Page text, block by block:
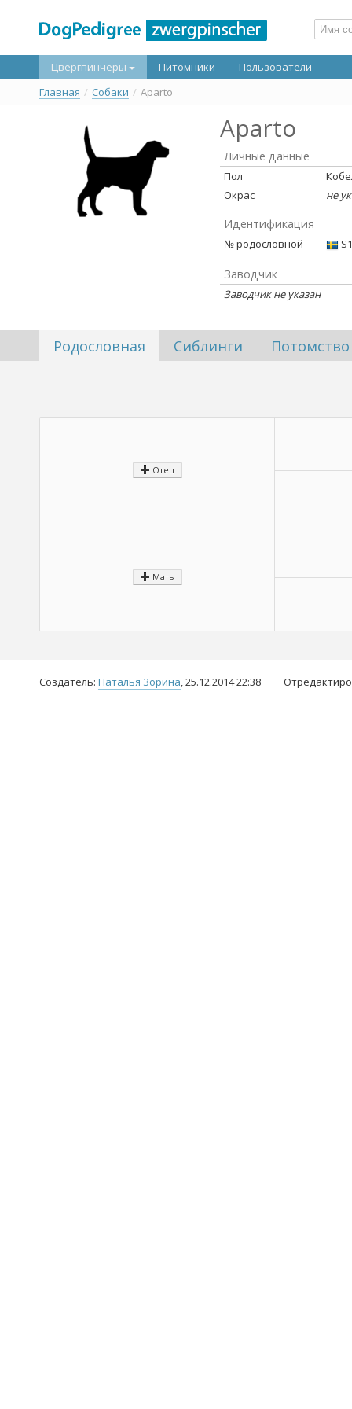
Цвергпинчеры Питомники
Пользователи
Главная / Собаки / Aparto
Aparto
Личные данные
Пол
Окрас
не
Идентификация
№ родословной
Заводчик
Заводчик не указан
Родословная Сиблинги Потомство
Отец
Мать
Создатель: Наталья Зорина, 25.12.2014 22:38